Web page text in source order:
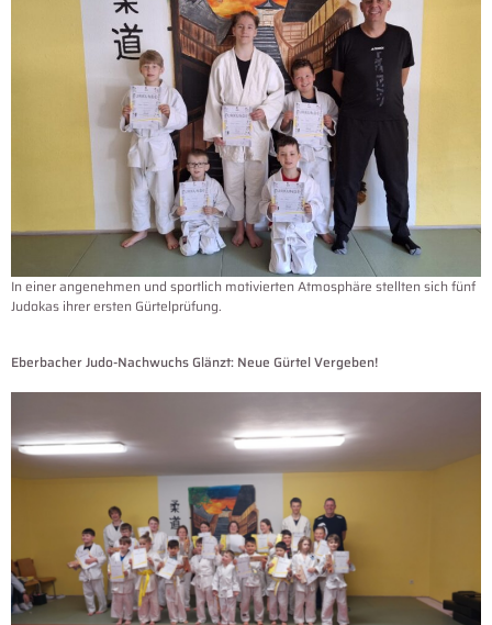
In einer angenehmen und sportlich motivierten Atmosphäre stellten sich fünf
Judokas ihrer ersten Gürtelprüfung.
Eberbacher Judo-Nachwuchs Glänzt: Neue Gürtel Vergeben!